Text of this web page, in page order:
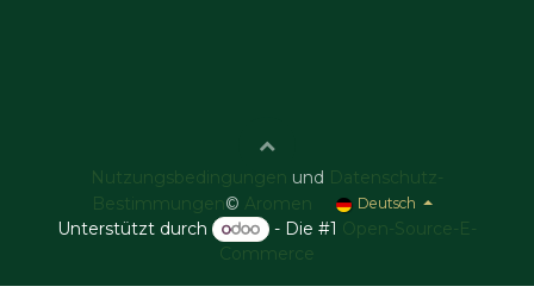
Nutzungsbedingungen und Datenschutz-
Bestimmungen © Aromen Deutsch
Unterstützt durch - Die #1 Open-Source-E-
Commerce